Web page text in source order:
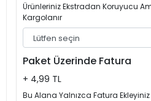
Ürünleriniz Ekstradan Koruyucu
Kargolanır
Paket Üzerinde Fatura
+ 4,99 TL
Bu Alana Yalnızca Fatura Ekleyiniz